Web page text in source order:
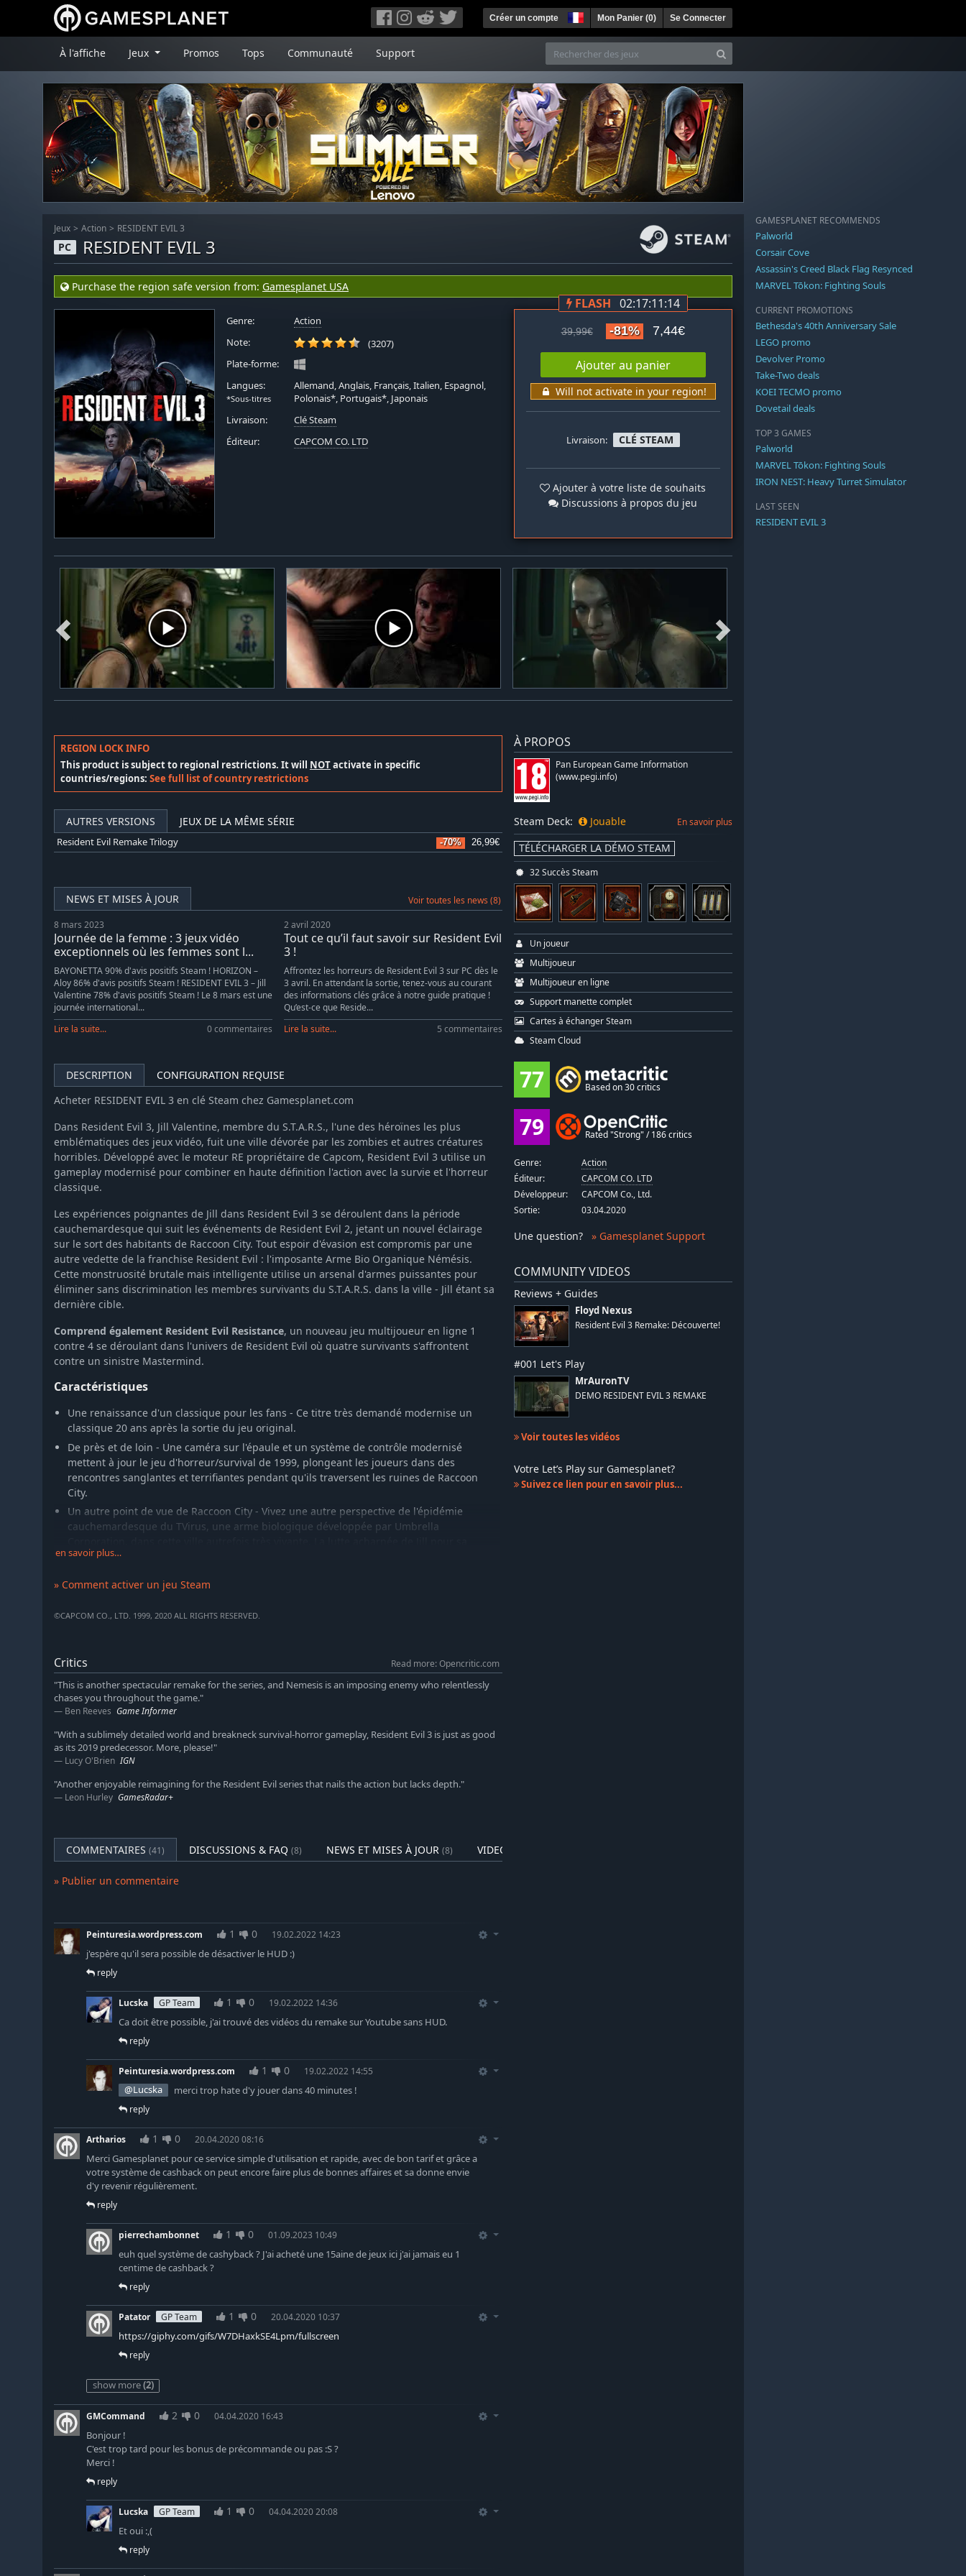
Créer un compte Mon Panier (0) Se Connecter
À l'affiche Jeux Promos Tops Communauté Support
Jeux Action RESIDENT EVIL 3
PC RESIDENT EVIL 3
Purchase the region safe version from: Gamesplanet USA
Genre:
Action
Note:
(3207)
Plate-forme:
Langues:
*Sous-titres
Allemand, Anglais, Français, Italien, Espagnol,
Polonais*, Portugais*, Japonais
Livraison:
Clé Steam
Éditeur:
CAPCOM CO. LTD
FLASH 02:17:11:13
39,99€ -81% 7,44€
Ajouter au panier
Will not activate in your region!
Livraison: CLÉ STEAM
Ajouter à votre liste de souhaits
Discussions à propos du jeu
REGION LOCK INFO
This product is subject to regional restrictions. It will NOTactivate in specific
countries/regions: See full list of country restrictions
AUTRES VERSIONS JEUX DE LA MÊME SÉRIE
Resident Evil Remake Trilogy -70% 26,99€
NEWS ET MISES À JOUR Voir toutes les news (8)
8 mars 2023
Journée de la femme : 3 jeux vidéo
exceptionnels où les femmes sont l...
BAYONETTA 90% d'avis positifs Steam ! HORIZON –
Aloy 86% d'avis positifs Steam ! RESIDENT EVIL 3 – Jill
Valentine 78% d'avis positifs Steam ! Le 8 mars est une
journée international...
Lire la suite...
0 commentaires
2 avril 2020
Tout ce qu’il faut savoir sur Resident Evil
3 !
Affrontez les horreurs de Resident Evil 3 sur PC dès le
3 avril. En attendant la sortie, tenez-vous au courant
des informations clés grâce à notre guide pratique !
Qu’est-ce que Reside...
Lire la suite...
5 commentaires
DESCRIPTION
CONFIGURATION REQUISE
Acheter RESIDENT EVIL 3 en clé Steam chez Gamesplanet.com
Dans Resident Evil 3, Jill Valentine, membre du S.T.A.R.S., l'une des héroïnes les plus
emblématiques des jeux vidéo, fuit une ville dévorée par les zombies et autres créatures
horribles. Développé avec le moteur RE propriétaire de Capcom, Resident Evil 3 utilise un
gameplay modernisé pour combiner en haute définition l'action avec la survie et l'horreur
classique.
Les expériences poignantes de Jill dans Resident Evil 3 se déroulent dans la période
cauchemardesque qui suit les événements de Resident Evil 2, jetant un nouvel éclairage
sur le sort des habitants de Raccoon City. Tout espoir d'évasion est compromis par une
autre vedette de la franchise Resident Evil : l'imposante Arme Bio Organique Némésis.
Cette monstruosité brutale mais intelligente utilise un arsenal d'armes puissantes pour
éliminer sans discrimination les membres survivants du S.T.A.R.S. dans la ville - Jill étant sa
dernière cible.
Comprend également Resident Evil Resistance, un nouveau jeu multijoueur en ligne 1
contre 4 se déroulant dans l'univers de Resident Evil où quatre survivants s'affrontent
contre un sinistre Mastermind.
Caractéristiques
Une renaissance d'un classique pour les fans - Ce titre très demandé modernise un
classique 20 ans après la sortie du jeu original.
De près et de loin - Une caméra sur l'épaule et un système de contrôle modernisé
mettent à jour le jeu d'horreur/survival de 1999, plongeant les joueurs dans des
rencontres sanglantes et terrifiantes pendant qu'ils traversent les ruines de Raccoon
City.
Un autre point de vue de Raccoon City - Vivez une autre perspective de l'épidémie
cauchemardesque du TVirus, une arme biologique développée par Umbrella
survie chevauche les événements de Resident Evil 2 avant d'arriver à la conclusion
De l'action intense rencontre l'horreur/survival classique - Ressortez vainqueur des
jeu d'horreur qui définit le genre. L'exploration est parsemé de puzzles captivants que
Tension horrifique amplifiée - RE Engine crée un décor apocalyptique photoréaliste où
de grotesques zombies, d'horribles créatures et un harceleur persistant vous attendent
dans chaque sombre recoin. Le moteur propriétaire a été utilisé sur un large éventail de
jeux acclamés tels que Resident Evil 2, Devil May Cry 5 et Resident Evil 7 Biohazard.
en savoir plus…
» Comment activer un jeu Steam
©CAPCOM CO., LTD. 1999, 2020 ALL RIGHTS RESERVED.
Critics
Read more: Opencritic.com
"This is another spectacular remake for the series, and Nemesis is an imposing enemy who relentlessly
chases you throughout the game."
Ben Reeves Game Informer
"With a sublimely detailed world and breakneck survival-horror gameplay, Resident Evil 3 is just as good
as its 2019 predecessor. More, please!"
Lucy O'Brien IGN
"Another enjoyable reimagining for the Resident Evil series that nails the action but lacks depth."
Leon Hurley GamesRadar+
COMMENTAIRES (41) DISCUSSIONS & FAQ (8) NEWS ET MISES À JOUR (8) VIDEOS
» Publier un commentaire
Peinturesia.wordpress.com 1 0 19.02.2022 14:23
j'espère qu'il sera possible de désactiver le HUD :)
reply
Lucska GP Team 1 0 19.02.2022 14:36
Ca doit être possible, j'ai trouvé des vidéos du remake sur Youtube sans HUD.
reply
Peinturesia.wordpress.com 1 0 19.02.2022 14:55
@Lucska merci trop hate d'y jouer dans 40 minutes !
reply
Artharios 1 0 20.04.2020 08:16
Merci Gamesplanet pour ce service simple d'utilisation et rapide, avec de bon tarif et grâce a
votre système de cashback on peut encore faire plus de bonnes affaires et sa donne envie
d'y revenir régulièrement.
reply
pierrechambonnet 1 0 01.09.2023 10:49
euh quel système de cashyback ? J'ai acheté une 15aine de jeux ici j'ai jamais eu 1
centime de cashback ?
reply
Patator GP Team 1 0 20.04.2020 10:37
https://giphy.com/gifs/W7DHaxkSE4Lpm/fullscreen
reply
show more(2)
GMCommand 2 0 04.04.2020 16:43
Bonjour !
C'est trop tard pour les bonus de précommande ou pas :S ?
Merci !
reply
Lucska GP Team 1 0 04.04.2020 20:08
Et oui :,(
reply
À PROPOS
Pan European Game Information
(www.pegi.info)
Steam Deck: Jouable En savoir plus
TÉLÉCHARGER LA DÉMO STEAM
32 Succès Steam
Un joueur
Multijoueur
Multijoueur en ligne
Support manette complet
Cartes à échanger Steam
Steam Cloud
77 Based on 30 critics
79 Rated "Strong" / 186 critics
Genre:
Action
Éditeur:
CAPCOM CO. LTD
Développeur:
CAPCOM Co., Ltd.
Sortie:
03.04.2020
Une question? » Gamesplanet Support
COMMUNITY VIDEOS
Reviews + Guides
Floyd Nexus
Resident Evil 3 Remake: Découverte!
#001 Let's Play
MrAuronTV
DEMO RESIDENT EVIL 3 REMAKE
Voir toutes les vidéos
Votre Let’s Play sur Gamesplanet?
Suivez ce lien pour en savoir plus...
GAMESPLANET RECOMMENDS
Palworld
Corsair Cove
Assassin's Creed Black Flag Resynced
MARVEL Tōkon: Fighting Souls
CURRENT PROMOTIONS
Bethesda's 40th Anniversary Sale
LEGO promo
Devolver Promo
Take-Two deals
KOEI TECMO promo
Dovetail deals
TOP 3 GAMES
Palworld
MARVEL Tōkon: Fighting Souls
IRON NEST: Heavy Turret Simulator
LAST SEEN
RESIDENT EVIL 3